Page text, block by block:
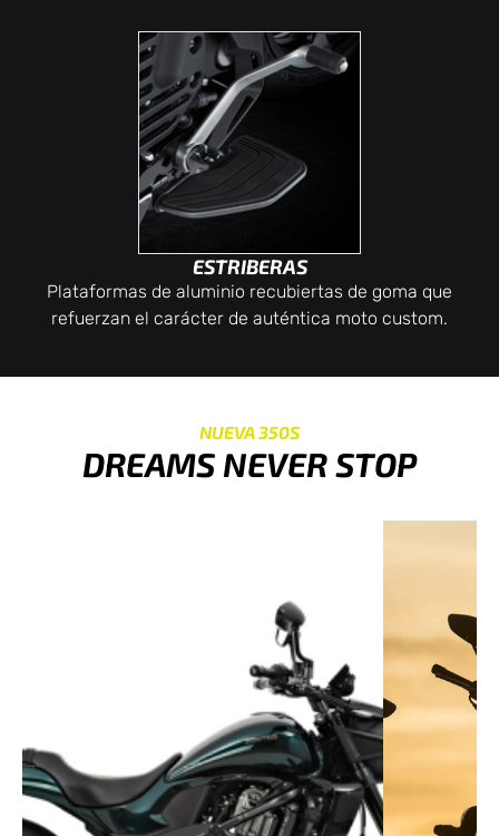
ESTRIBERAS
Plataformas de aluminio recubiertas de goma que
refuerzan el carácter de auténtica moto custom.
NUEVA 350S
DREAMS NEVER STOP